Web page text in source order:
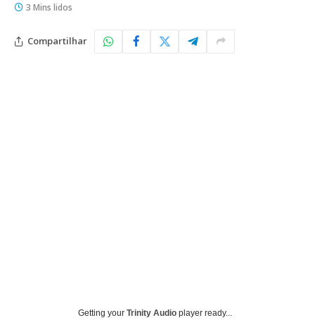
3 Mins lidos
Compartilhar
Getting your Trinity Audio player ready...